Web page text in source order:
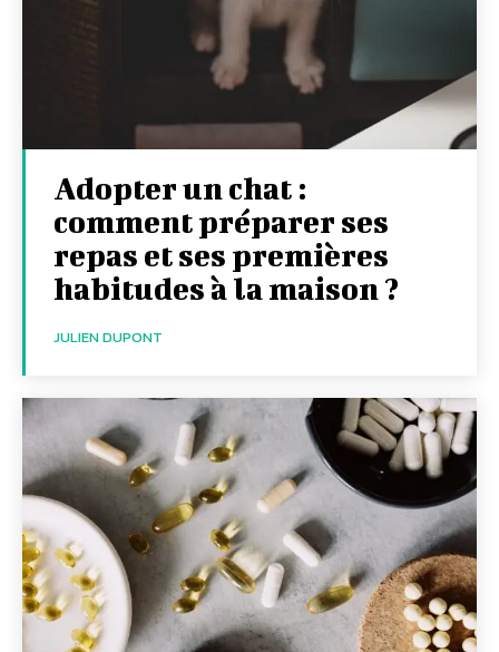
Adopter un chat :
comment préparer ses
repas et ses premières
habitudes à la maison ?
JULIEN DUPONT